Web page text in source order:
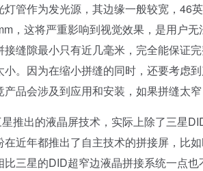
灯管作为发光源，其边缘一般较宽，46
，这将严重影响到视觉效果，是用户
接缝隙最小只有近几毫米，完全能保证
小。因为在缩小拼缝的同时，还要考虑
品会涉及到应用和安装，如果拼缝太
出的液晶屏技术，实际上除了三星
在近年都推出了自主技术的拼接屏，比
三星的DID超窄边液晶拼接系统一点也